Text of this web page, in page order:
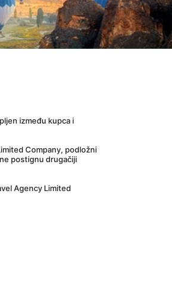
između kupca i
Company, podložni
postignu drugačiji
Agency Limited